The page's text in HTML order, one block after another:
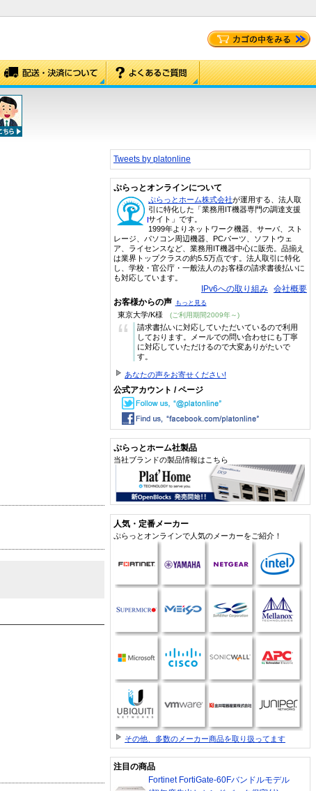
Tweets by platonline
ぷらっとオンラインについて
ぷらっとホーム株式会社が運用する、法人取
引に特化した「業務用IT機器専門の調達支援
サイト」です。
1999年よりネットワーク機器、サーバ、スト
レージ、パソコン周辺機器、PCパーツ、ソフトウェ
ア、ライセンスなど、業務用IT機器中心に販売。品揃え
は業界トップクラスの約5.5万点です。法人取引に特化
し、学校・官公庁・一般法人のお客様の請求書後払いに
も対応しています。
IPv6への取り組み 会社概要
お客様からの声 もっと見る
東京大学/K様 (ご利用期間2009年～)
“
請求書払いに対応していただいているので利用
しております。メールでの問い合わせにも丁寧
に対応していただけるので大変ありがたいで
す。
あなたの声をお寄せください!
公式アカウント / ページ
ぷらっとホーム社製品
当社ブランドの製品情報はこちら
人気・定番メーカー
ぷらっとオンラインで人気のメーカーをご紹介！
その他、多数のメーカー商品を取り扱ってます
注目の商品
Fortinet FortiGate-60Fバンドルモデル